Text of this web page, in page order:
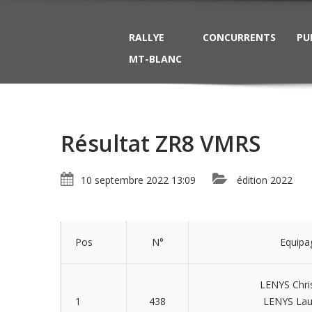
RALLYE
MT-BLANC
CONCURRENTS
Résultat ZR8 VMRS
10 septembre 2022 13:09 édition 2022
Pos N°
1 438
LENYS
LENYS